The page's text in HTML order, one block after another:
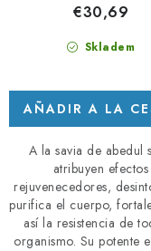
Skladem
€30,69
AÑADIR A LA
A la savia de abedul
atribuyen efectos
rejuvenecedores,
purifica el cuerpo,
así la resistencia de
organismo. Su potente